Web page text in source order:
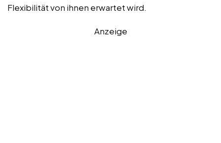
Flexibilität von ihnen erwartet wird.
Anzeige